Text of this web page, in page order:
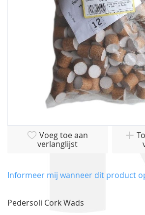
van
gallerij
Voeg toe aan
verlanglijst
Informeer mij wanneer dit product
Pedersoli Cork Wads